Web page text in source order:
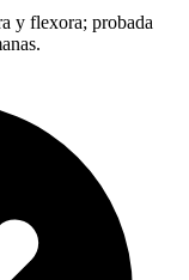
y flexora; probada